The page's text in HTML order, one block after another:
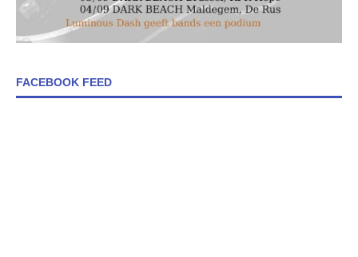
FACEBOOK FEED